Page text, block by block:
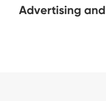
Advertising